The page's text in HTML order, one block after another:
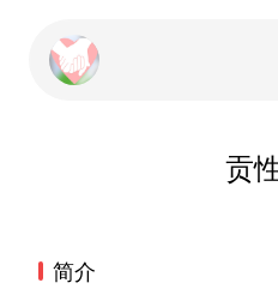
贡
简介